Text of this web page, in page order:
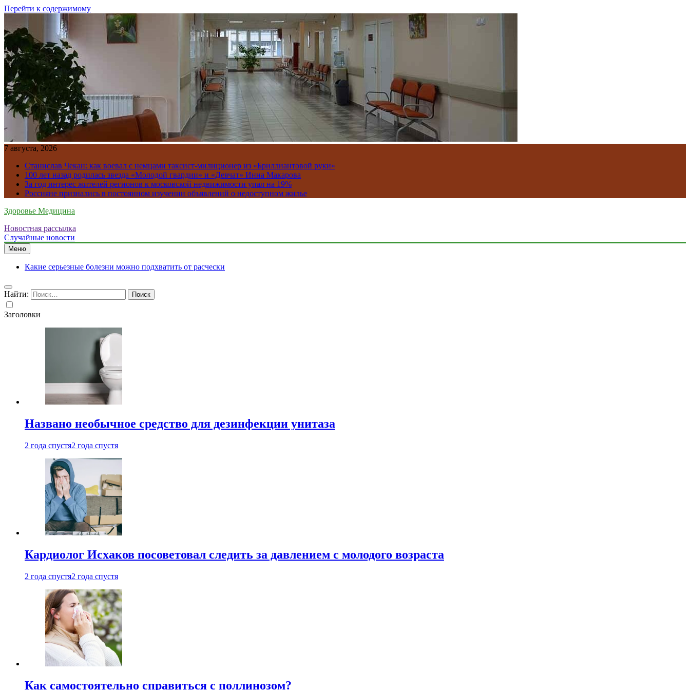
Перейти к содержимому
7 августа, 2026
Станислав Чекан: как воевал с немцами таксист-милиционер из «Бриллиантовой руки»
100 лет назад родилась звезда «Молодой гвардии» и «Девчат» Инна Макарова
За год интерес жителей регионов к московской недвижимости упал на 19%
Россияне признались в постоянном изучении объявлений о недоступном жилье
Здоровье Медицина
Новостная рассылка
Случайные новости
Меню
Какие серьезные болезни можно подхватить от расчески
Найти:
Заголовки
Названо необычное средство для дезинфекции унитаза
2 года спустя2 года спустя
Кардиолог Исхаков посоветовал следить за давлением с молодого возраста
2 года спустя2 года спустя
Как самостоятельно справиться с поллинозом?